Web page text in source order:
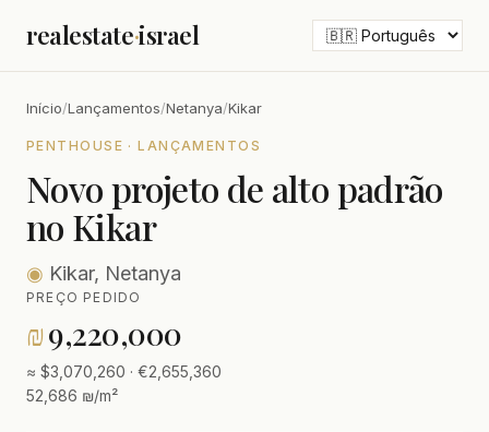
realestate·israel
Início/Lançamentos/Netanya/Kikar
PENTHOUSE · LANÇAMENTOS
Novo projeto de alto padrão
no Kikar
◉ Kikar, Netanya
PREÇO PEDIDO
₪9,220,000
≈ $3,070,260 · €2,655,360
52,686 ₪/m²